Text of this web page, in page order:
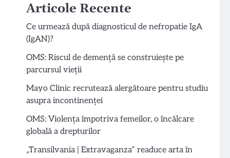
Articole Recente
Ce urmează după diagnosticul de nefropatie IgA
(IgAN)?
OMS: Riscul de demență se construiește pe
parcursul vieții
Mayo Clinic recrutează alergătoare pentru studiu
asupra incontinenței
OMS: Violența împotriva femeilor, o încălcare
globală a drepturilor
„Transilvania | Extravaganza” readuce arta în